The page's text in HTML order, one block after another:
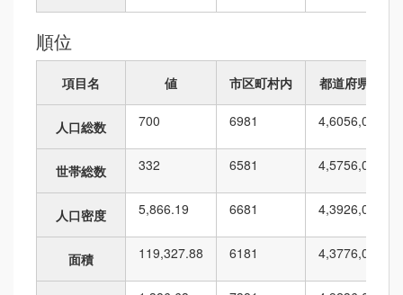
順位
項目名 値 市区町村内 都道府県内
人口総数 700 6981 4,6056,010
世帯総数 332 6581 4,5756,010
人口密度 5,866.19 6681 4,3926,010
面積 119,327.88 6181 4,3776,010